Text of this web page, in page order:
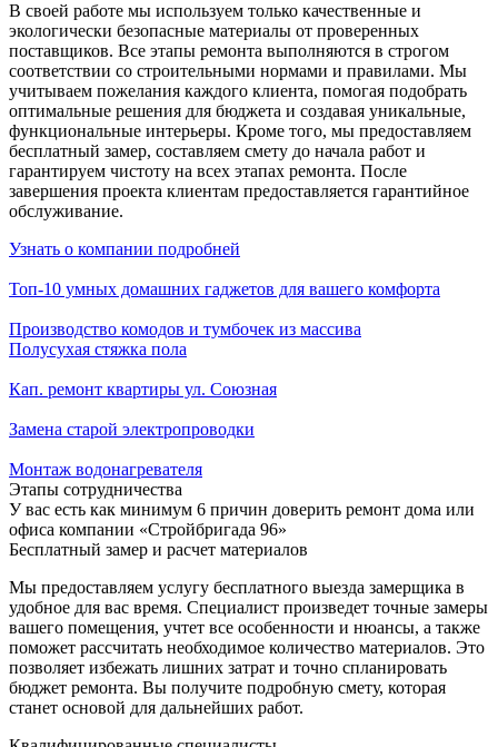
В своей работе мы используем только качественные и
экологически безопасные материалы от проверенных
поставщиков. Все этапы ремонта выполняются в строгом
соответствии со строительными нормами и правилами. Мы
учитываем пожелания каждого клиента, помогая подобрать
оптимальные решения для бюджета и создавая уникальные,
функциональные интерьеры. Кроме того, мы предоставляем
бесплатный замер, составляем смету до начала работ и
гарантируем чистоту на всех этапах ремонта. После
завершения проекта клиентам предоставляется гарантийное
обслуживание.
Узнать о компании подробней
Топ-10 умных домашних гаджетов для вашего комфорта
Производство комодов и тумбочек из массива
Полусухая стяжка пола
Кап. ремонт квартиры ул. Союзная
Замена старой электропроводки
Монтаж водонагревателя
Этапы сотрудничества
У вас есть как минимум 6 причин доверить ремонт дома или
офиса компании «Стройбригада 96»
Бесплатный замер и расчет материалов
Мы предоставляем услугу бесплатного выезда замерщика в
удобное для вас время. Специалист произведет точные замеры
вашего помещения, учтет все особенности и нюансы, а также
поможет рассчитать необходимое количество материалов. Это
позволяет избежать лишних затрат и точно спланировать
бюджет ремонта. Вы получите подробную смету, которая
станет основой для дальнейших работ.